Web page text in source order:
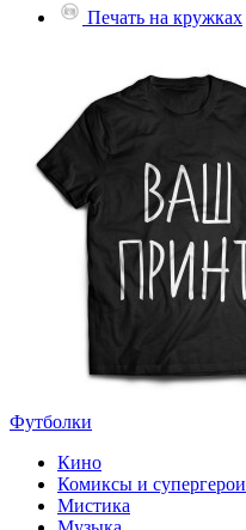
Печать на кружках
Футболки
Кино
Комиксы и супергерои
Мистика